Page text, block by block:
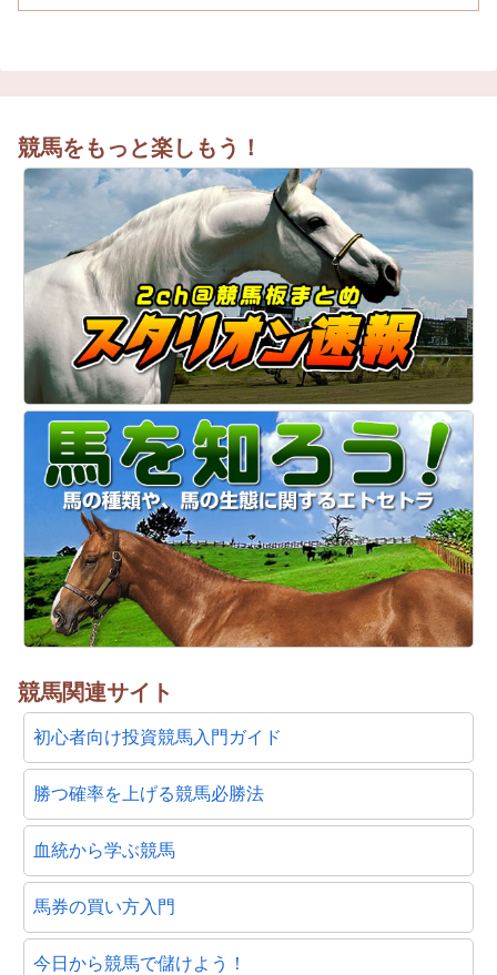
競馬をもっと楽しもう！
競馬関連サイト
初心者向け投資競馬入門ガイド
勝つ確率を上げる競馬必勝法
血統から学ぶ競馬
馬券の買い方入門
今日から競馬で儲けよう！